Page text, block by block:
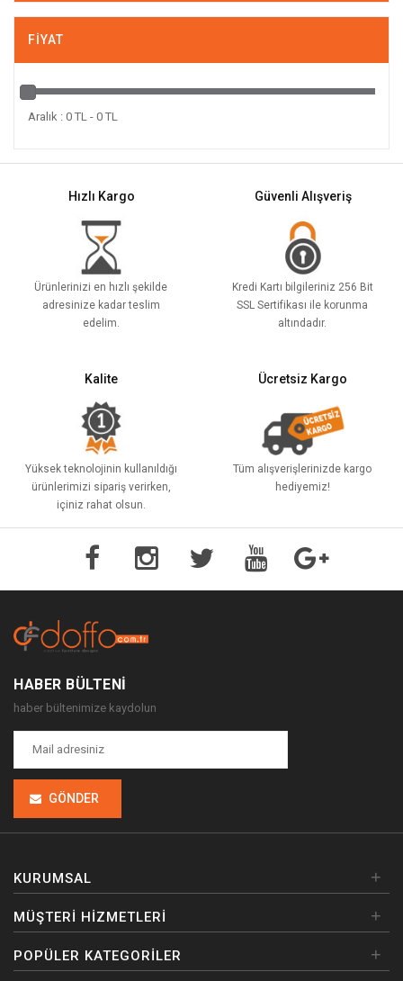
FIYAT
Aralık : 0 TL - 0 TL
Hızlı Kargo
Ürünlerinizi en hızlı şekilde
adresinize kadar teslim
edelim.
Güvenli Alışveriş
Kredi Kartı bilgileriniz 256 Bit
SSL Sertifikası ile korunma
altındadır.
Kalite
Yüksek teknolojinin kullanıldığı
ürünlerimizi sipariş verirken,
içiniz rahat olsun.
Ücretsiz Kargo
Tüm alışverişlerinizde kargo
hediyemiz!
HABER BÜLTENI
haber bültenimize kaydolun
GÖNDER
KURUMSAL +
MÜŞTERI HIZMETLERI +
POPÜLER KATEGORILER +